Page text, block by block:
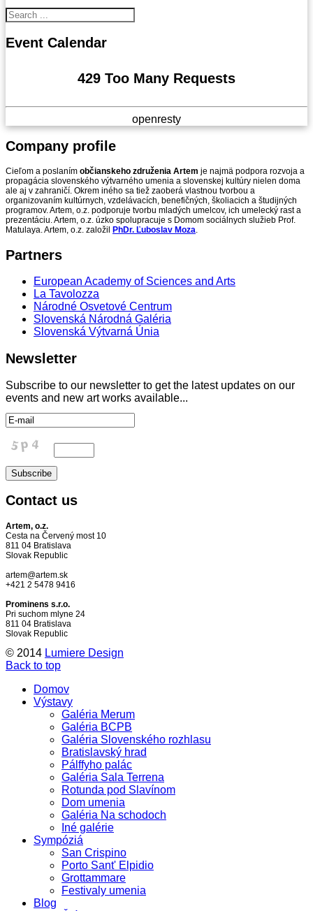
Event Calendar
429 Too Many Requests
openresty
Company profile
Cieľom a poslaním občianskeho združenia Artem je najmä podpora rozvoja a
propagácia slovenského výtvarného umenia a slovenskej kultúry nielen doma
ale aj v zahraničí. Okrem iného sa tiež zaoberá vlastnou tvorbou a
organizovaním kultúrnych, vzdelávacích, benefičných, školiacich a študijných
programov. Artem, o.z. podporuje tvorbu mladých umelcov, ich umelecký rast a
prezentáciu. Artem, o.z. úzko spolupracuje s Domom sociálnych služieb Prof.
Matulaya. Artem, o.z. založil
PhDr. Ľuboslav Moza.
Partners
European Academy of Sciences and Arts
La Tavolozza
Národné Osvetové Centrum
Slovenská Národná Galéria
Slovenská Výtvarná Únia
Newsletter
Subscribe to our newsletter to get the latest updates on our
events and new art works available...
Contact us
Artem, o.z.
Cesta na Červený most 10
811 04 Bratislava
Slovak Republic
artem@artem.sk
+421 2 5478 9416
Prominens s.r.o.
Pri suchom mlyne 24
811 04 Bratislava
Slovak Republic
© 2014 Lumiere Design
Back to top
Domov
Výstavy
Galéria Merum
Galéria BCPB
Galéria Slovenského rozhlasu
Bratislavský hrad
Pálffyho palác
Galéria Sala Terrena
Rotunda pod Slavínom
Dom umenia
Galéria Na schodoch
Iné galérie
Sympóziá
San Crispino
Porto Sant' Elpidio
Grottammare
Festivaly umenia
Blog